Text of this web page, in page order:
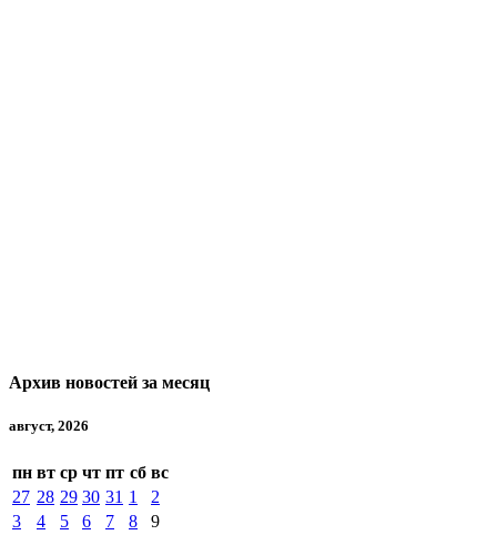
Архив новостей за месяц
август, 2026
пн вт ср чт пт сб вс
27 28 29 30 31 1
2
3
4 5 6 7 8
9